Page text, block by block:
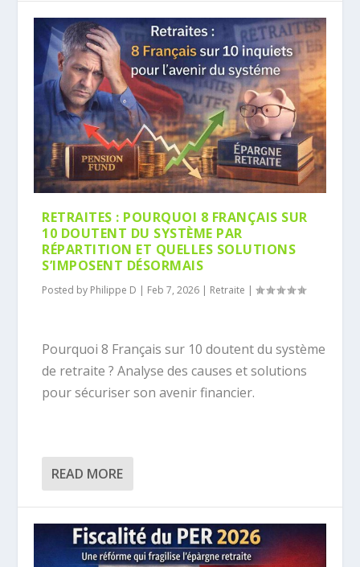
RETRAITES : POURQUOI 8 FRANÇAIS SUR
10 DOUTENT DU SYSTÈME PAR
RÉPARTITION ET QUELLES SOLUTIONS
S’IMPOSENT DÉSORMAIS
Posted by Philippe D | Feb 7, 2026 | Retraite |
Pourquoi 8 Français sur 10 doutent du système
de retraite ? Analyse des causes et solutions
pour sécuriser son avenir financier.
READ MORE